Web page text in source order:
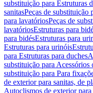
substituição para Estruturas
sanitasPeças de substituição
para lavatóriosPeças de
lavatóriosEstruturas para
para bidésEstruturas para
Estruturas para urinóis
para Estruturas para duches
substituição para Acessórios
substituição para Para
de exterior para sanitas, de
Autoclismos de exterior